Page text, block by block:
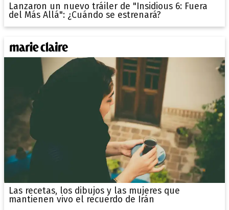
Lanzaron un nuevo tráiler de "Insidious 6: Fuera
del Más Allá": ¿Cuándo se estrenará?
Las recetas, los dibujos y las mujeres que
mantienen vivo el recuerdo de Irán